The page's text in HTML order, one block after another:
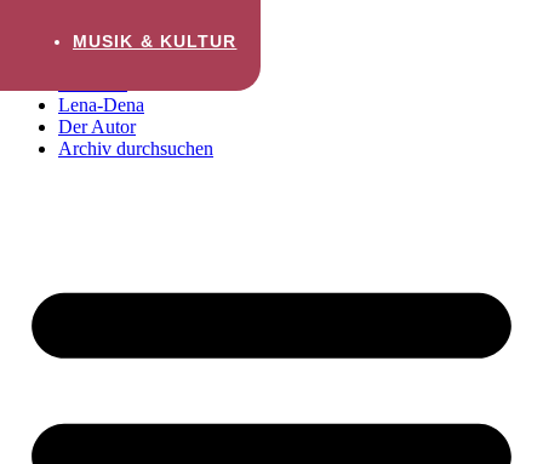
Lena-Dena
Der Autor
Archiv durchsuchen
MUSIK & KULTUR